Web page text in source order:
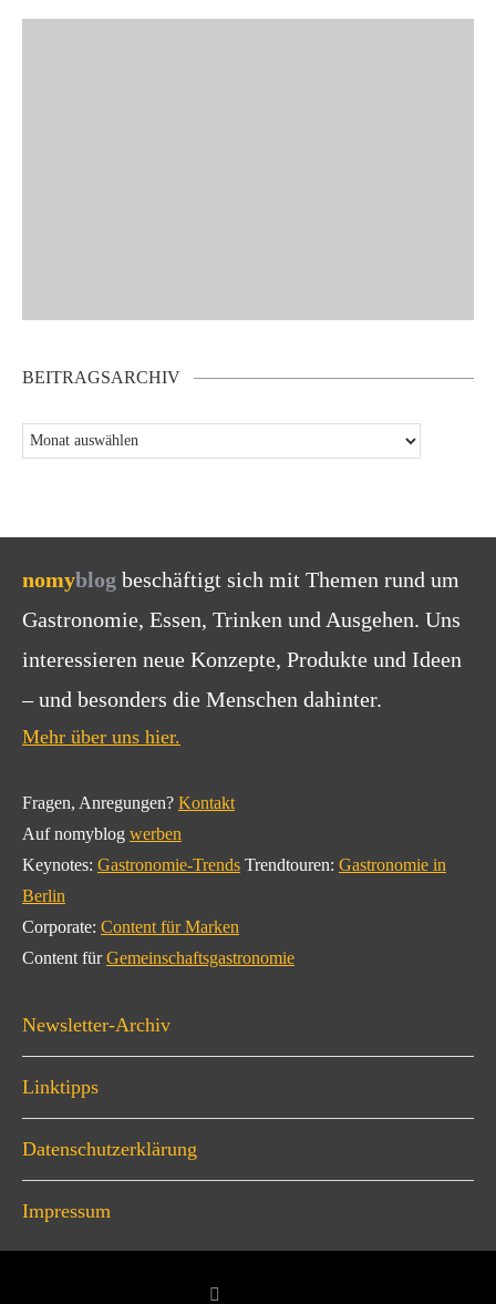
BEITRAGSARCHIV
nomyblog beschäftigt sich mit Themen rund um
Gastronomie, Essen, Trinken und Ausgehen. Uns
interessieren neue Konzepte, Produkte und Ideen
– und besonders die Menschen dahinter.
Mehr über uns hier.
Fragen, Anregungen? Kontakt
Auf nomyblog werben
Keynotes: Gastronomie-Trends Trendtouren: Gastronomie in
Berlin
Corporate: Content für Marken
Content fürGemeinschaftsgastronomie
Newsletter-Archiv
Linktipps
Datenschutzerklärung
Impressum